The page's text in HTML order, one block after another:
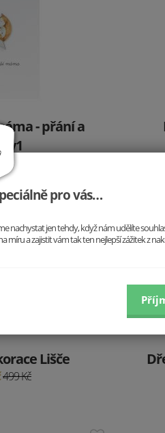
- přání a
2v1
Lišče
499 Kč
pro vás…
nachystat jen tehdy, když nám udělíte
a zajistit vám tak ten nejlepší zážitek z